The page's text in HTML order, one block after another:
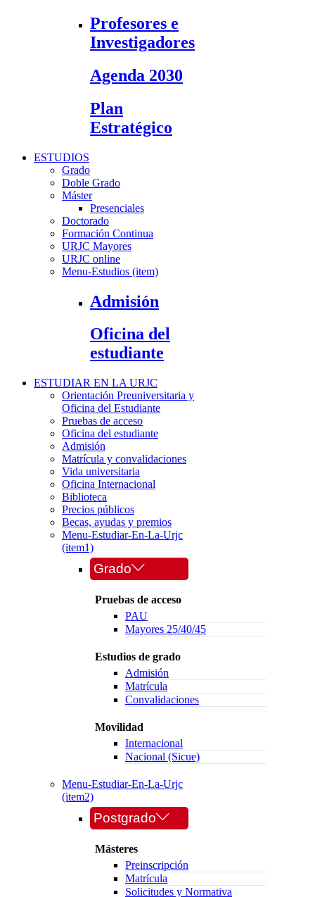
Profesores e
Investigadores
Agenda 2030
Plan
Estratégico
ESTUDIOS
Grado
Doble Grado
Máster
Presenciales
Doctorado
Formación Continua
URJC Mayores
URJC online
Menu-Estudios (item)
Admisión
Oficina del
estudiante
ESTUDIAR EN LA URJC
Orientación Preuniversitaria y
Oficina del Estudiante
Pruebas de acceso
Oficina del estudiante
Admisión
Matrícula y convalidaciones
Vida universitaria
Oficina Internacional
Biblioteca
Precios públicos
Becas, ayudas y premios
Menu-Estudiar-En-La-Urjc
(item1)
Grado
Pruebas de acceso
PAU
Mayores 25/40/45
Estudios de grado
Admisión
Matrícula
Convalidaciones
Movilidad
Internacional
Nacional (Sicue)
Menu-Estudiar-En-La-Urjc
(item2)
Postgrado
Másteres
Preinscripción
Matrícula
Solicitudes y Normativa